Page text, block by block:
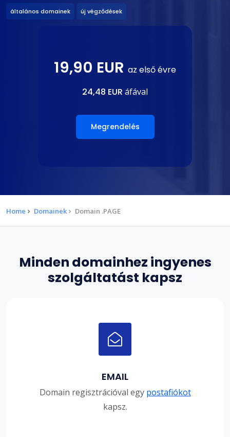
általános domainek új végződések
19,90 EUR az első évre
24,48 EUR áfával
Megrendelés
Home Domainek Domain .PAGE
Minden domainhez ingyenes
szolgáltatást kapsz
EMAIL
Domain regisztrációval egy postafiókot
kapsz.